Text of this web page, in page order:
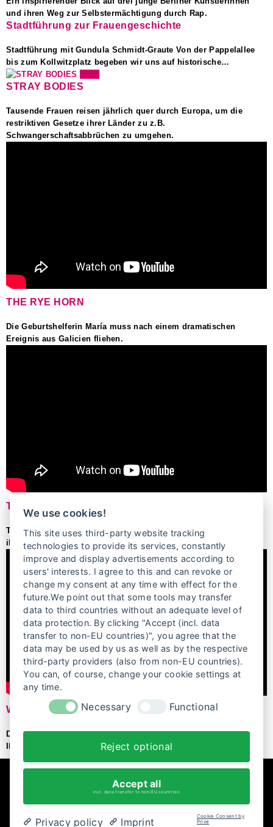
und ihren Weg zur Selbstermächtigung durch Rap.
Stadtführung zur Frauengeschichte
Stadtführung mit Gundula Schmidt-Graute Von der Pappelallee
bis zum Kollwitzplatz begeben wir uns auf historische…
STRAY BODIES
Tausende Frauen reisen jährlich quer durch Europa, um die
restriktiven Gesetze ihrer Länder zu z.B.
Schwangerschaftsabbrüchen zu umgehen.
THE RYE HORN
Die Geburtshelferin María muss nach einem dramatischen
Ereignis aus Galicien fliehen.
THE WITNESS
Tarla lebt im Iran und wird Zeugin, wie ihre Freundin Rana von
ihrem Mann ermordet wird.
WE ARE FIRE
Die Künstlerin Mar Mar Maremoto kämpft in Mexiko mit ihren
Illustrationen gegen die hohe Anzahl an Femiziden.
We use cookies!
This site uses third-party website tracking
technologies to provide its services, constantly
improve and display advertisements according to
users' interests. I agree to this and can revoke or
change my consent at any time with effect for the
future.We point out that some tools may transfer
data to third countries without an adequate level of
data protection. By clicking "Accept (incl. data
transfer to non-EU countries)", you agree that the
data may be used by us as well as by the respective
third-party providers (also from non-EU countries).
You can, of course, change your cookie settings at
any time.
Necessary Functional
Reject optional
Accept all
incl. data transfer to non-EU countries
Privacy policy Imprint
Cookie Consent by
Prive